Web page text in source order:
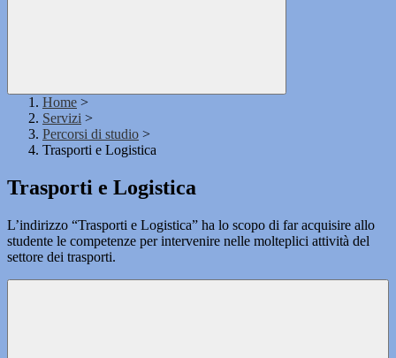
Home >
Servizi >
Percorsi di studio >
Trasporti e Logistica
Trasporti e Logistica
L’indirizzo “Trasporti e Logistica” ha lo scopo di far acquisire allo
studente le competenze per intervenire nelle molteplici attività del
settore dei trasporti.